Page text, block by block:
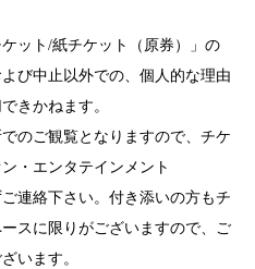
ット/紙チケット（原券）」の
び中止以外での、個人的な理由
きかねます。
のご観覧となりますので、チケ
・エンタテインメント
連絡下さい。付き添いの方もチ
スに限りがございますので、ご
います。